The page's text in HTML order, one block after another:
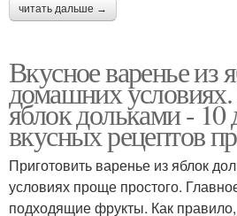
читать дальше →
Вкусное варенье из
домашних условиях.
яблок дольками -
вкусных рецептов
Приготовить варенье из яблок
условиях проще простого.
подходящие фрукты. Как